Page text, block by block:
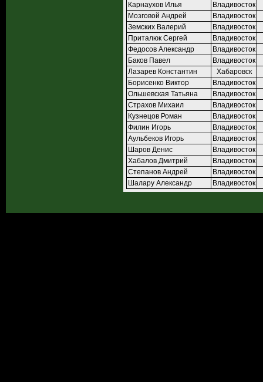
Карнаухов Илья
Владивосток
Мозговой Андрей
Владивосток
Земских Валерий
Владивосток
Приталюк Сергей
Владивосток
Федосов Александр
Владивосток
Баков Павел
Владивосток
Лазарев Константин
Хабаровск
Борисенко Виктор
Владивосток
Ольшевская Татьяна
Владивосток
Страхов Михаил
Владивосток
Кузнецов Роман
Владивосток
Филин Игорь
Владивосток
Аульбеков Игорь
Владивосток
Шаров Денис
Владивосток
Хабалов Дмитрий
Владивосток
Степанов Андрей
Владивосток
Шалару Александр
Владивосток